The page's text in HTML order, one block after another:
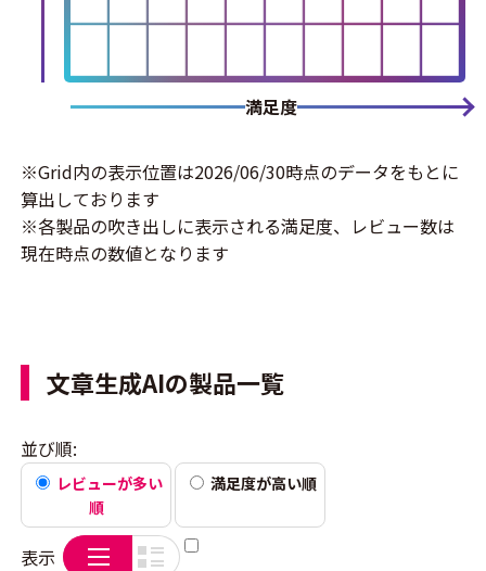
満足度
※Grid内の表示位置は2026/06/30時点のデータをもとに
算出しております
※各製品の吹き出しに表示される満足度、レビュー数は
現在時点の数値となります
文章生成AIの製品一覧
並び順:
レビューが多い
順
満足度が高い順
表示